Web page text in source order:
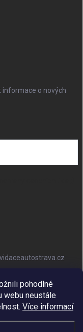
pohodlné
webu neustále
Více informací
informace o nových